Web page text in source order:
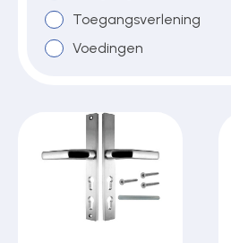
Toegangsverlening
Voedingen